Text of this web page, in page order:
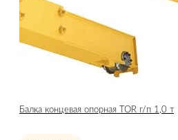
Балка концевая опорная TOR г/п 1,0 т